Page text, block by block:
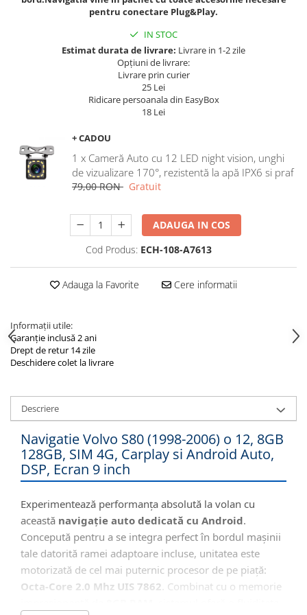
Navigatii Land Rover
Navigatii Chrysler
pentru conectare Plug&Play.
IN STOC
Estimat durata de livrare: Livrare in 1-2 zile
Opțiuni de livrare:
Livrare prin curier
25 Lei
Ridicare persoanala din EasyBox
18 Lei
+ CADOU
1 x Cameră Auto cu 12 LED night vision, unghi
de vizualizare 170°, rezistentă la apă IPX6 si praf
79,00 RON Gratuit
ADAUGA IN COS
Cod Produs: ECH-108-A7613
Adauga la Favorite Cere informatii
Informații utile:
Garanție inclusă 2 ani
Drept de retur 14 zile
Deschidere colet la livrare
Descriere
Navigatie Volvo S80 (1998-2006) o 12, 8GB
128GB, SIM 4G, Carplay si Android Auto,
DSP, Ecran 9 inch
Experimentează performanța absolută la volan cu
această navigație auto dedicată cu Android.
Concepută pentru a se integra perfect în bordul mașinii
tale datorită ramei adaptoare incluse, unitatea este
motorizată de cel mai puternic procesor de pe piață:
Octa-Core 2.0 Mhz UIS 7862 . Combinat cu o memorie